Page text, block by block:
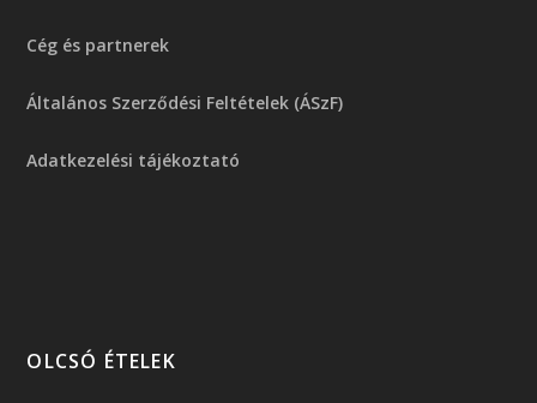
Cég és partnerek
Általános Szerződési Feltételek (ÁSzF)
Adatkezelési tájékoztató
OLCSÓ ÉTELEK